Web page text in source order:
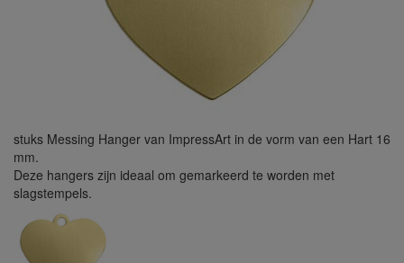
stuks Messing Hanger van ImpressArt in de vorm van een Hart 16
mm.
Deze hangers zijn ideaal om gemarkeerd te worden met
slagstempels.